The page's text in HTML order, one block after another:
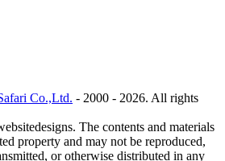
Co.,Ltd. - 2000 - 2026. All rights
The contents and materials
property and may not be reproduced,
or otherwise distributed in any